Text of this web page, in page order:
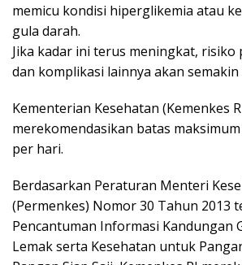
memicu kondisi hiperglikemia atau
gula darah.
Jika kadar ini terus meningkat, risiko
dan komplikasi lainnya akan
Kementerian Kesehatan (Kemenkes
merekomendasikan batas
per hari.
Berdasarkan Peraturan Menteri
(Permenkes) Nomor 30 Tahun 2013
Pencantuman Informasi Kandungan
Lemak serta Kesehatan untuk